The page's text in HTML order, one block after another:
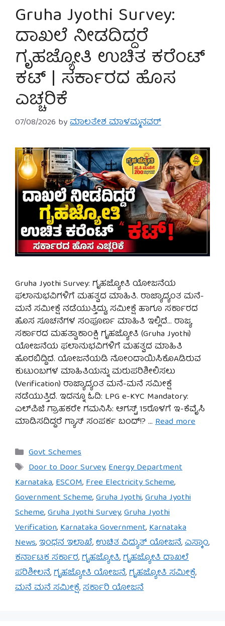
Gruha Jyothi Survey:
ದಾಖಲೆ ನೀಡದಿದ್ದರೆ
ಗೃಹಜ್ಯೋತಿ ಉಚಿತ ಕರೆಂಟ್
ಕಟ್ | ಸರ್ಕಾರದ ಹೊಸ
ಎಚ್ಚರಿಕೆ
07/08/2026 byಮಾಲತೇಶ ಮಾಳಮ್ಮನವರ್
Gruha Jyothi Survey: ಗೃಹಜ್ಯೋತಿ ಯೋಜನೆಯ
ಫಲಾನುಭವಿಗಳಿಗೆ ಮಹತ್ವದ ಮಾಹಿತಿ. ರಾಜ್ಯಾದ್ಯಂತ ಮನೆ-
ಮನೆ ಸಮೀಕ್ಷೆ ನಡೆಯುತ್ತಿದ್ದು, ಸಮೀಕ್ಷೆ ಹಾಗೂ ಸರ್ಕಾರದ
ಹೊಸ ಸೂಚನೆಗಳ ಸಂಪೂರ್ಣ ಮಾಹಿತಿ ಇಲ್ಲಿದೆ… ರಾಜ್ಯ
ಸರ್ಕಾರದ ಮಹತ್ವಾಕಾಂಕ್ಷಿ ಗೃಹಜ್ಯೋತಿ (Gruha Jyothi)
ಯೋಜನೆಯ ಫಲಾನುಭವಿಗಳಿಗೆ ಮಹತ್ವದ ಮಾಹಿತಿ
ಹೊರಬಿದ್ದಿದೆ. ಯೋಜನೆಯಡಿ ನೋಂದಾಯಿಸಿಕೊAಡಿರುವ
ಕುಟುಂಬಗಳ ಮಾಹಿತಿಯನ್ನು ಮರುಪರಿಶೀಲಿಸಲು
(Verification) ರಾಜ್ಯಾದ್ಯಂತ ಮನೆ-ಮನೆ ಸಮೀಕ್ಷೆ
ನಡೆಯುತ್ತಿದೆ. ಇದನ್ನೂ ಓದಿ: LPG e-KYC Mandatory:
ಎಲ್‌ಪಿಜಿ ಗ್ರಾಹಕರೇ ಗಮನಿಸಿ: ಆಗಸ್ಟ್ 15ರೊಳಗೆ ಇ-ಕೆವೈಸಿ
ಮಾಡಿಸದಿದ್ದರೆ ಗ್ಯಾಸ್ ಸಂಪರ್ಕ ಬಂದ್!? … Read more
Categories
Govt Schemes
Tags
Door to Door Survey,Energy Department
Karnataka,ESCOM,Free Electricity Scheme,
Government Scheme,Gruha Jyothi,Gruha Jyothi
Scheme,Gruha Jyothi Survey,Gruha Jyothi
Verification,Karnataka Government,Karnataka
News,ಇಂಧನ ಇಲಾಖೆ,ಉಚಿತ ವಿದ್ಯುತ್ ಯೋಜನೆ,ಎಸ್ಕಾಂ,
ಕರ್ನಾಟಕ ಸರ್ಕಾರ,ಗೃಹಜ್ಯೋತಿ,ಗೃಹಜ್ಯೋತಿ ದಾಖಲೆ
ಪರಿಶೀಲನೆ,ಗೃಹಜ್ಯೋತಿ ಯೋಜನೆ,ಗೃಹಜ್ಯೋತಿ ಸಮೀಕ್ಷೆ,
ಮನೆ ಮನೆ ಸಮೀಕ್ಷೆ,ಸರ್ಕಾರಿ ಯೋಜನೆ